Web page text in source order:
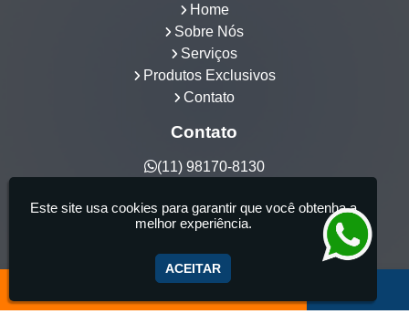
Home
Sobre Nós
Serviços
Produtos Exclusivos
Contato
Contato
(11) 98170-8130
Hidrocia Manutenção e Venda Especializada de
Banheiras - 25 anos de tradição - Fabricante de
aquecedor de banheira, Instalação e Manutenção
Este site usa cookies para garantir que você obtenha a
melhor experiência.
ACEITAR